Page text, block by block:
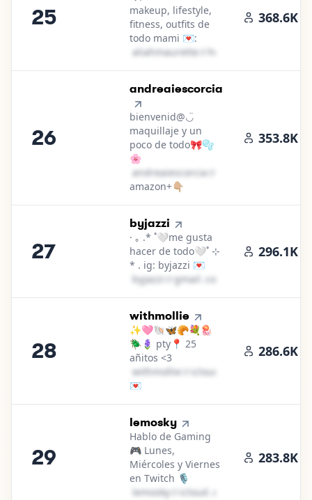
25
makeup, lifestyle,
fitness, outfits de
todo mami 💌:
a​l​i​a​h​m​a​u​r​e​t​t​e​
hotmail․cοm
368.6K
26
26.
andreaiescorcia
bienvenid@◡̈
maquillaje y un
poco de todo🎀🫧
🌸
a​n​d​r​e​a​i​e​s​c​o​r​c​i​a​＠
amazon+👇🏼
353.8K
27
27.
byjazzi
· ｡ .* ˚🤍me gusta
hacer de todo🤍˚ ⊹
* . ig: byjazzi 💌
b​y​j​a​z​z​i​
gmail․cοm
296.1K
28
28.
withmollie
✨🩷🐚🦋🥐💐🪼
🪲🪻 pty📍 25
añitos <3
w​i​t​h​m​o​l​l​i​e​
icloud․cοm
💌
286.6K
29
29.
lemosky
Hablo de Gaming
🎮 Lunes,
Miércoles y Viernes
en Twitch 🎙️
l​e​m​o​s​k​y​
icloud․cοm
283.8K